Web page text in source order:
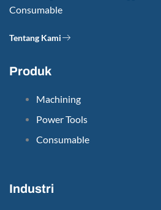
Consumable
Tentang Kami
Produk
Machining
Power Tools
Consumable
Industri